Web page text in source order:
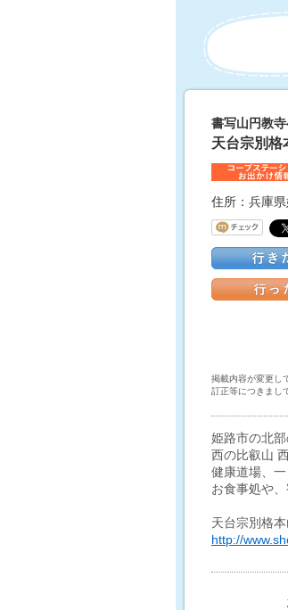
書写山円教
天台宗別格
住所：兵庫
掲載内容が変更し
訂正等につきまし
姫路市の北
西の比叡山
健康道場、
お食事処や
天台宗別格
http://